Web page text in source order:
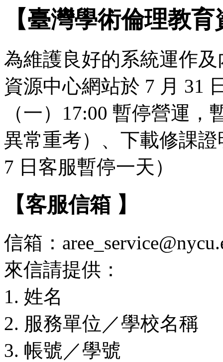
【臺灣學術倫理教
為維護良好的系統運作
資源中心網站於 7 月 31
（一）17:00 暫停營運
異常重考）、下載修課
7 日客服暫停一天）
【客服信箱 】
信箱：
來信請提供：
1. 姓名
2. 服務單位／學校名稱
3. 帳號／學號